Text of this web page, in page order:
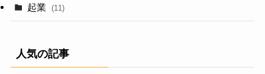
起業 (11)
人気の記事